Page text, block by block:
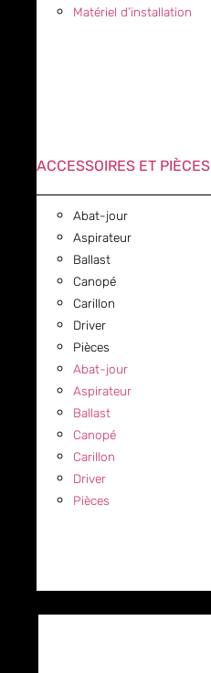
Matériel d’installation
ACCESSOIRES ET PIÈCES
Abat-jour
Aspirateur
Ballast
Canopé
Carillon
Driver
Pièces
Abat-jour
Aspirateur
Ballast
Canopé
Carillon
Driver
Pièces